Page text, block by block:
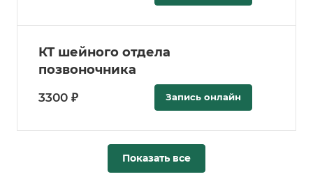
КТ шейного отдела
позвоночника
3300 ₽ Запись онлайн
Показать все